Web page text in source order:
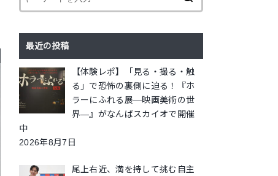
最近の投稿
【体験レポ】「見る・撮る・触
る」で恐怖の裏側に迫る！『ホ
ラーにふれる展―映画美術の世
界―』がなんばスカイオで開催
中
2026年8月7日
尾上右近、満を持して挑む自主